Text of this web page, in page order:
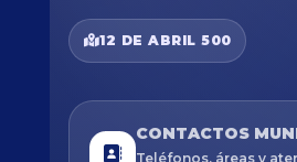
12 DE ABRIL 500
CONTACTOS
Teléfonos, áreas y